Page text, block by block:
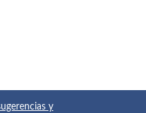
y